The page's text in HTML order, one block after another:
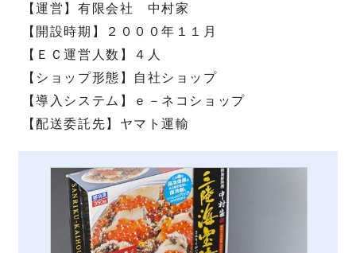
【運営】有限会社 中村家
【開設時期】２０００年１１月
【ＥＣ運営人数】４人
【ショップ形態】自社ショップ
【導入システム】ｅ－ネコショップ
【配送委託先】ヤマト運輸